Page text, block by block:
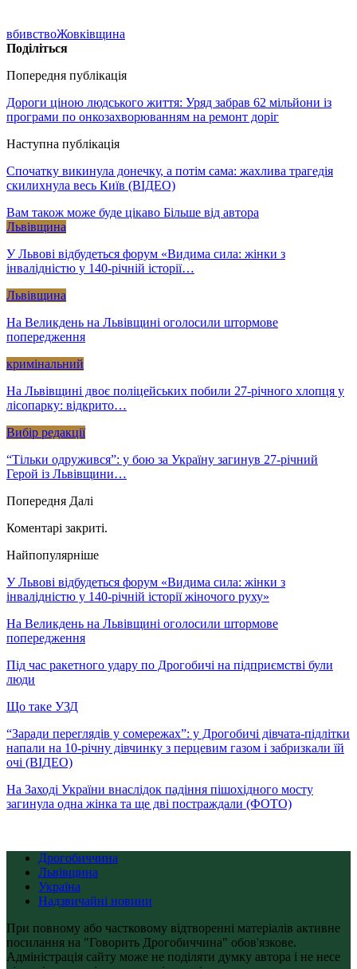
вбивствоЖовківщина
Поділіться
Попередня публікація
Дороги ціною людського життя: Уряд забрав 62 мільйони із
програми по онкозахворюванням на ремонт доріг
Наступна публікація
Спочатку викинула донечку, а потім сама: жахлива трагедія
скилихнула весь Київ (ВІДЕО)
Вам також може буде цікаво Більше від автора
Львівщина
У Львові відбудеться форум «Видима сила: жінки з
інвалідністю у 140-річній історії…
Львівщина
На Великдень на Львівщині оголосили штормове
попередження
кримінальний
На Львівщині двоє поліцейських побили 27-річного хлопця у
лісопарку: відкрито…
Вибір редакції
“Тільки одружився”: у бою за Україну загинув 27-річний
Герой із Львівщини…
Попередня Далі
Коментарі закриті.
Найпопулярніше
У Львові відбудеться форум «Видима сила: жінки з
інвалідністю у 140-річній історії жіночого руху»
На Великдень на Львівщині оголосили штормове
попередження
Під час ракетного удару по Дрогобичі на підприємстві були
люди
Що таке УЗД
“Заради переглядів у сомережах”: у Дрогобичі дівчата-підлітки
напали на 10-річну дівчинку з перцевим газом і забризкали їй
очі (ВІДЕО)
На Заході України внаслідок падіння пішохідного мосту
загинула одна жінка та ще дві постраждали (ФОТО)
Дрогобиччина
Львівщина
Україна
Надзвичайні новини
При повному або частковому відтворенні матеріалів активне
посилання на "Говорить Дрогобиччина" обов'язкове.
Адміністрація сайту може не поділяти думку автора і не несе